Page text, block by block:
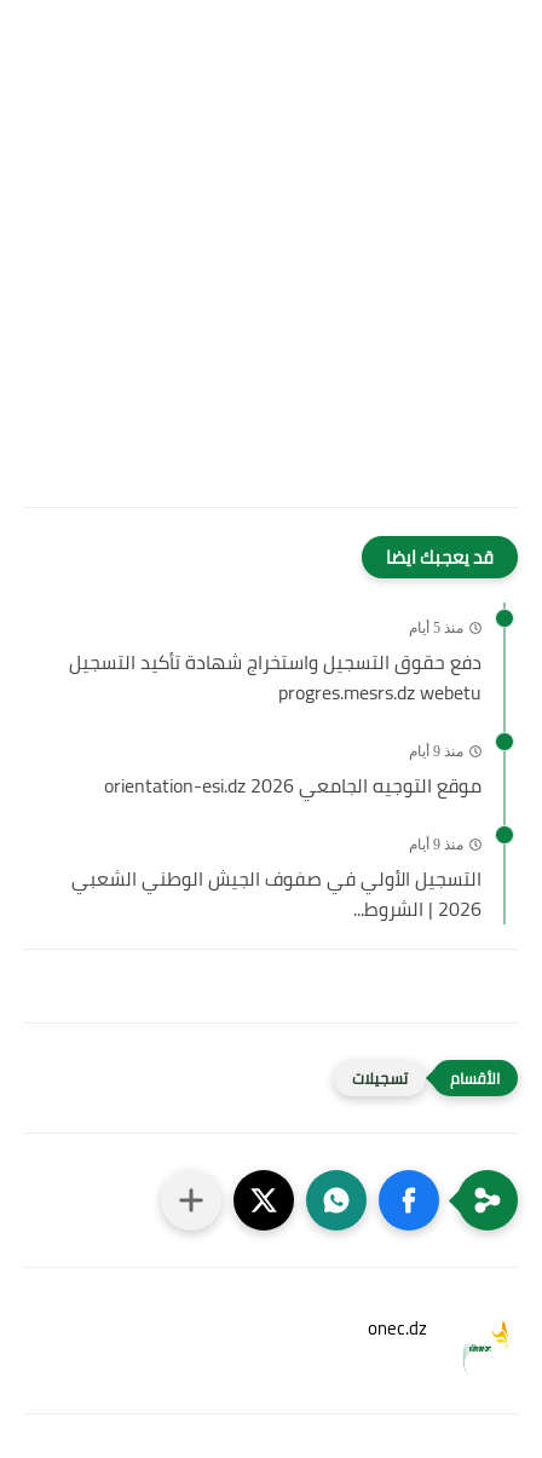
قد يعجبك ايضا
منذ 5 أيام
دفع حقوق التسجيل واستخراج شهادة تأكيد التسجيل
progres.mesrs.dz webetu
منذ 9 أيام
موقع التوجيه الجامعي 2026 orientation-esi.dz
منذ 9 أيام
التسجيل الأولي في صفوف الجيش الوطني الشعبي
2026 | الشروط...
تسجيلات
onec.dz